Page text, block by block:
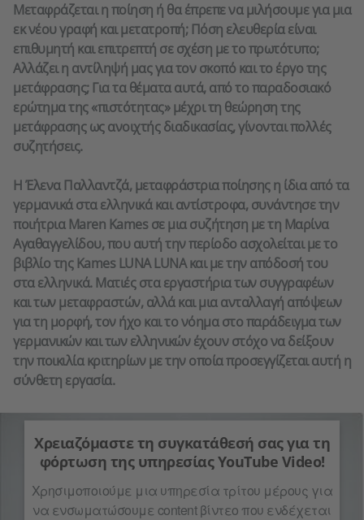
Μεταφράζεται η ποίηση ή θα έπρεπε να μιλήσουμε για μια
εκ νέου γραφή και μετατροπή; Πόση ελευθερία είναι
επιθυμητή και επιτρεπτή σε σχέση με το πρωτότυπο;
Αλλάζει η αντίληψή μας για τον σκοπό και το έργο της
μετάφρασης; Για τα θέματα αυτά, από το παραδοσιακό
ερώτημα της «πιστότητας» μέχρι τη θεώρηση της
μετάφρασης ως ανοιχτής διαδικασίας, γίνονται πολλές
συζητήσεις.
Η Έλενα Παλλαντζά, μεταφράστρια ποίησης η ίδια από τα
γερμανικά στα ελληνικά και αντίστροφα, συνάντησε την
ποιήτρια Maren Kames σε μια συζήτηση με τη Μαρίνα
Αγαθαγγελίδου, που αυτή την περίοδο ασχολείται με το
βιβλίο της Kames LUNA LUNA και με την απόδοσή του
στα ελληνικά. Ματιές στα εργαστήρια των συγγραφέων
και των μεταφραστών, αλλά και μια ανταλλαγή απόψεων
για τη μορφή, τον ήχο και το νόημα στο παράδειγμα των
γερμανικών και των ελληνικών έχουν στόχο να δείξουν
την ποικιλία κριτηρίων με την οποία προσεγγίζεται αυτή η
σύνθετη εργασία.
Χρειαζόμαστε τη συγκατάθεσή σας για τη
φόρτωση της υπηρεσίας YouTube Video!
Χρησιμοποιούμε μια υπηρεσία τρίτου μέρους για
να ενσωματώσουμε content βίντεο που ενδέχεται